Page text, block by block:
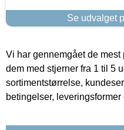
Se udvalget
Vi har gennemgået de
dem med stjerner fra 1 til 5
sortimentstørrelse,
betingelser,